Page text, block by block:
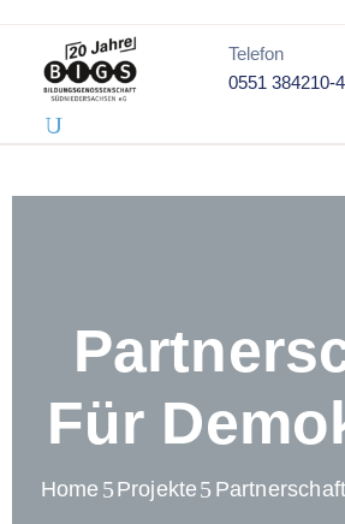
Telefon
0551 384210-
PROJEKTE
ÜBER
Für
Home Projekte